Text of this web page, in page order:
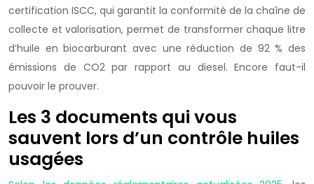
certification ISCC, qui garantit la conformité de la chaîne de
collecte et valorisation, permet de transformer chaque litre
d’huile en biocarburant avec une réduction de 92 % des
émissions de CO2 par rapport au diesel. Encore faut-il
pouvoir le prouver.
Les 3 documents qui vous
sauvent lors d’un contrôle huiles
usagées